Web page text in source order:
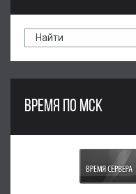
ВРЕМЯ ПО МСК